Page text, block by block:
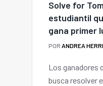
Solve for
estudiantil
gana primer
POR ANDREA
Los ganadores
busca resolver